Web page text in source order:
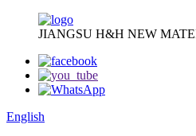
JIANGSU H&H NEW
English